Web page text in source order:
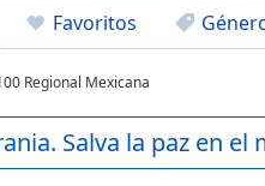
Favoritos
Regional Mexicana
Salva la paz en el